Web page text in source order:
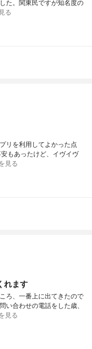
た。関東民ですが知名度の
る
リを利用してよかった点
もあったけど、イヴイヴ
見る
れます
ろ、一番上に出てきたので
い合わせの電話をした歳、
見る